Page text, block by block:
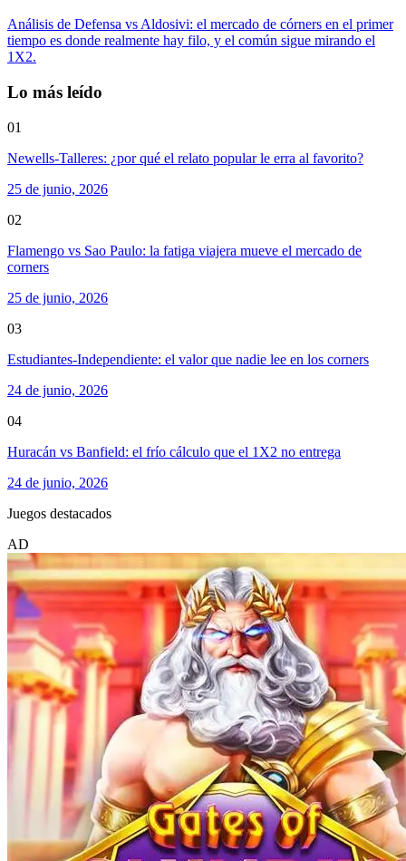
Análisis de Defensa vs Aldosivi: el mercado de córners en el primer
tiempo es donde realmente hay filo, y el común sigue mirando el
1X2.
Lo más leído
01
Newells-Talleres: ¿por qué el relato popular le erra al favorito?
25 de junio, 2026
02
Flamengo vs Sao Paulo: la fatiga viajera mueve el mercado de
corners
25 de junio, 2026
03
Estudiantes-Independiente: el valor que nadie lee en los corners
24 de junio, 2026
04
Huracán vs Banfield: el frío cálculo que el 1X2 no entrega
24 de junio, 2026
Juegos destacados
AD